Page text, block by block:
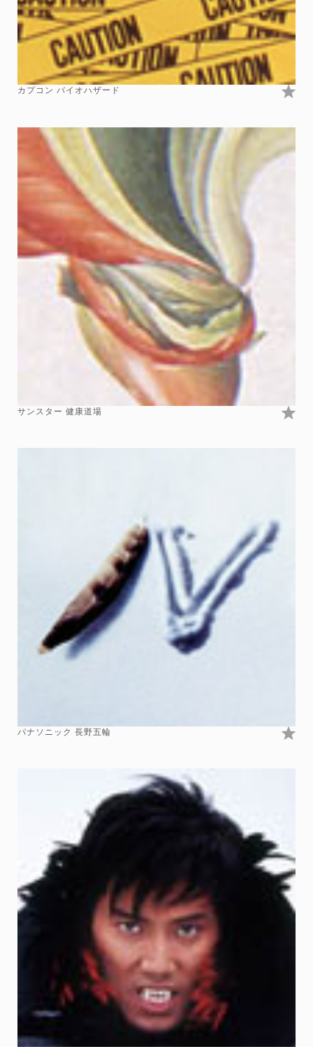
カプコン バイオハザード
サンスター 健康道場
パナソニック 長野五輪